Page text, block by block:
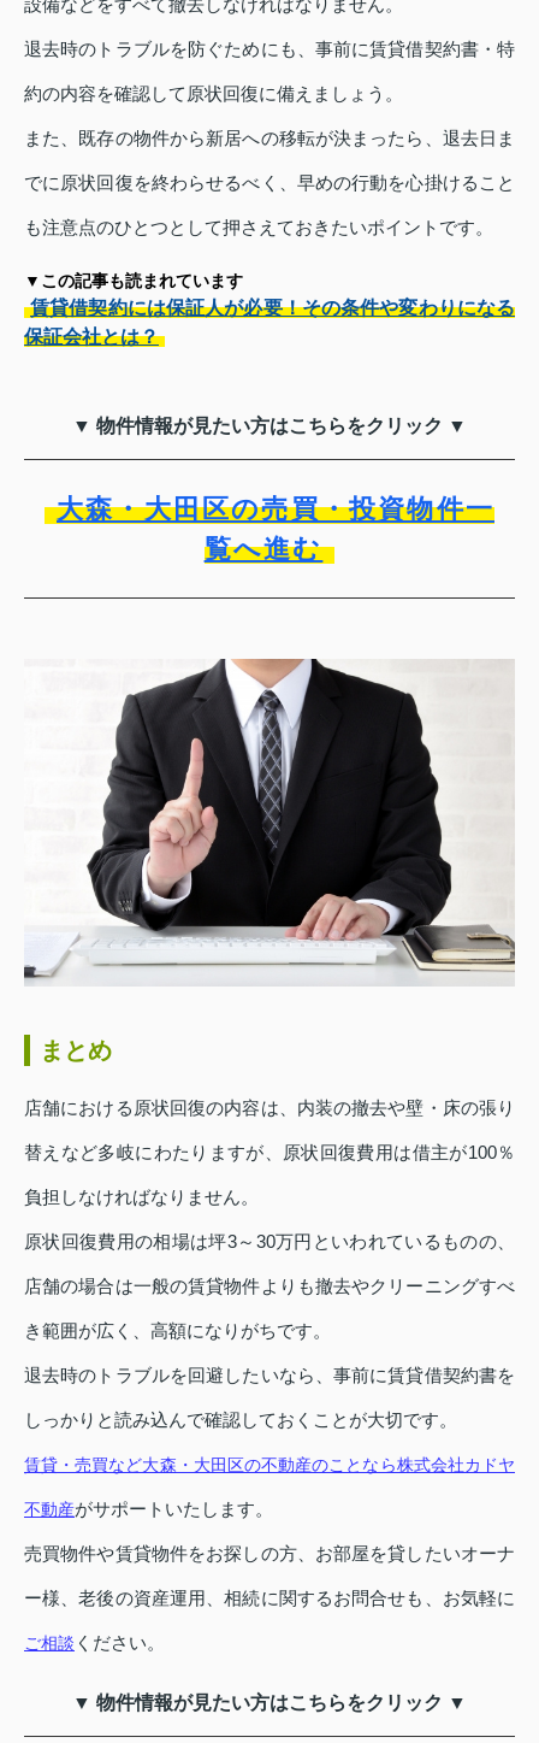
退去時のトラブルを防ぐためにも、事前に賃貸借契約書・特
約の内容を確認して原状回復に備えましょう。
また、既存の物件から新居への移転が決まったら、退去日ま
でに原状回復を終わらせるべく、早めの行動を心掛けること
も注意点のひとつとして押さえておきたいポイントです。
▼この記事も読まれています
賃貸借契約には保証人が必要！その条件や変わりになる
保証会社とは？
▼ 物件情報が見たい方はこちらをクリック ▼
大森・大田区の売買・投資物件一
覧へ進む
まとめ
店舗における原状回復の内容は、内装の撤去や壁・床の張り
替えなど多岐にわたりますが、原状回復費用は借主が100％
負担しなければなりません。
原状回復費用の相場は坪3～30万円といわれているものの、
店舗の場合は一般の賃貸物件よりも撤去やクリーニングすべ
き範囲が広く、高額になりがちです。
退去時のトラブルを回避したいなら、事前に賃貸借契約書を
しっかりと読み込んで確認しておくことが大切です。
賃貸・売買など大森・大田区の不動産のことなら株式会社カドヤ
不動産がサポートいたします。
売買物件や賃貸物件をお探しの方、お部屋を貸したいオーナ
ー様、老後の資産運用、相続に関するお問合せも、お気軽に
ご相談 ください。
▼ 物件情報が見たい方はこちらをクリック ▼